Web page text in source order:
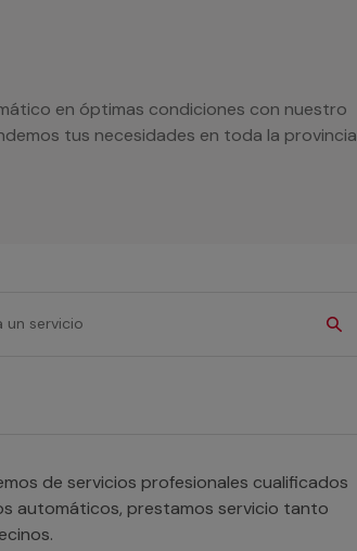
en óptimas condiciones con nuestro
tus necesidades en toda la provincia
de servicios profesionales cualificados
automáticos, prestamos servicio tanto